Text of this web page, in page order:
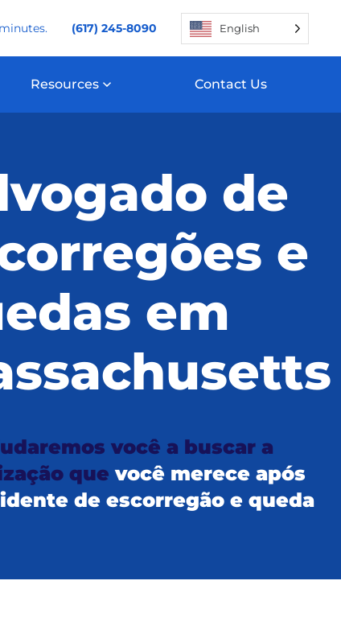
(617) 245-8090 English
Resources Contact Us
de
e
em
você a buscar a
quevocê merece após
de escorregão e queda